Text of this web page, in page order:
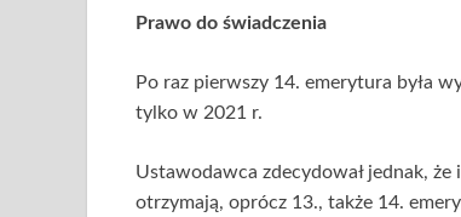
Prawo do świadczenia
Po raz pierwszy 14. emerytura była
tylko w 2021 r.
Ustawodawca zdecydował jednak,
otrzymają, oprócz 13., także 14.